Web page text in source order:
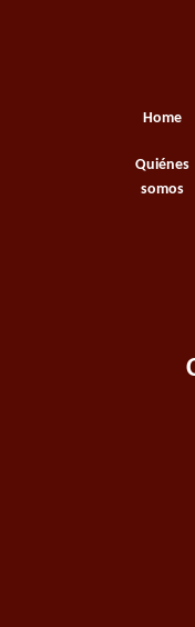
Home
Quiénes
somos